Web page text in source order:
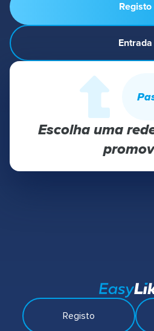
Registo
Entrada
Escolha uma
Registo